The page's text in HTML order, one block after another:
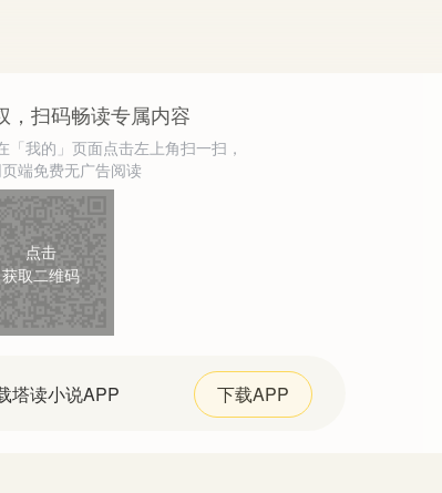
，扫码畅读专属内容
「我的」页面点击左上角扫一扫，
端免费无广告阅读
点击
获取二维码
塔读小说APP 下载APP